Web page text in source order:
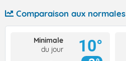
Comparaison aux normales
Minimale
du jour
10°